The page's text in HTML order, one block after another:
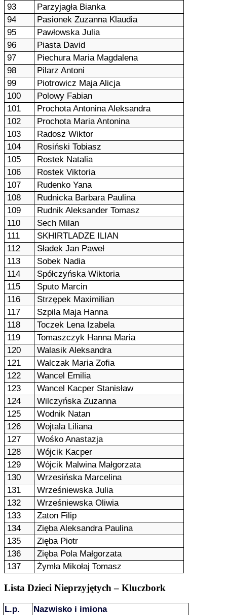
93
Parzyjagła Bianka
94
Pasionek Zuzanna Klaudia
95
Pawłowska Julia
96
Piasta David
97
Piechura Maria Magdalena
98
Pilarz Antoni
99
Piotrowicz Maja Alicja
100
Polowy Fabian
101
Prochota Antonina Aleksandra
102
Prochota Maria Antonina
103
Radosz Wiktor
104
Rosiński Tobiasz
105
Rostek Natalia
106
Rostek Viktoria
107
Rudenko Yana
108
Rudnicka Barbara Paulina
109
Rudnik Aleksander Tomasz
110
Sech Milan
111
SKHIRTLADZE ILIAN
112
Sładek Jan Paweł
113
Sobek Nadia
114
Spółczyńska Wiktoria
115
Sputo Marcin
116
Strzępek Maximilian
117
Szpila Maja Hanna
118
Toczek Lena Izabela
119
Tomaszczyk Hanna Maria
120
Walasik Aleksandra
121
Walczak Maria Zofia
122
Wancel Emilia
123
Wancel Kacper Stanisław
124
Wilczyńska Zuzanna
125
Wodnik Natan
126
Wojtala Liliana
127
Wośko Anastazja
128
Wójcik Kacper
129
Wójcik Malwina Małgorzata
130
Wrzesińska Marcelina
131
Wrześniewska Julia
132
Wrześniewska Oliwia
133
Zaton Filip
134
Zięba Aleksandra Paulina
135
Zięba Piotr
136
Zięba Pola Małgorzata
137
Żymła Mikołaj Tomasz
Lista Dzieci Nieprzyjętych – Kluczbork
L.p.
Nazwisko i imiona